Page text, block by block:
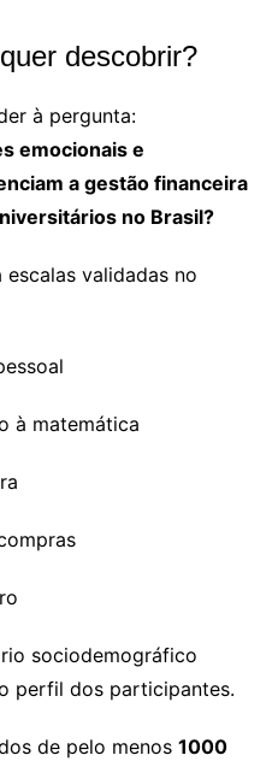
descobrir?
à pergunta:
emocionais e
a gestão financeira
no Brasil?
validadas no
à matemática
sociodemográfico
perfil dos participantes.
de pelo menos 1000